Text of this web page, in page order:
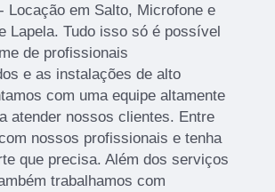
Locação em Salto, Microfone e
Lapela. Tudo isso só é possível
de profissionais
e as instalações de alto
com uma equipe altamente
atender nossos clientes. Entre
nossos profissionais e tenha
que precisa. Além dos serviços
trabalhamos com